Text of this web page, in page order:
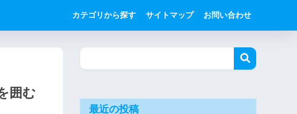
カテゴリから探す サイトマップ お問い合わせ
囲む
最近の投稿